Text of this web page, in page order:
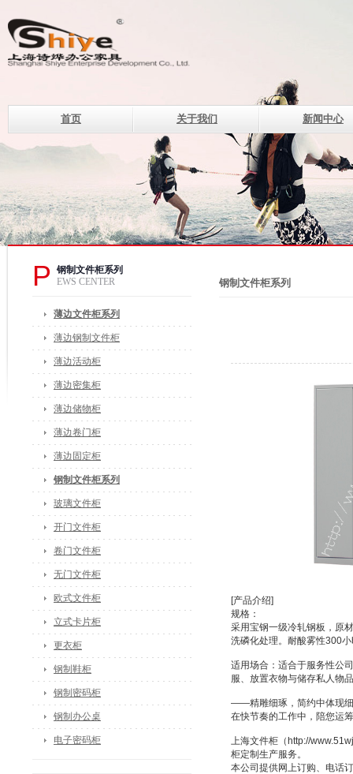
首页 关于我们 新闻中心
设计理念
上海诗烨企业发展有限
钢制系列办公家具的现代
电话：400-820-8669 400-
传真：021-33507330
邮箱：of@shshiye.com
P
钢制文件柜系列
EWS CENTER
薄边文件柜系列
薄边钢制文件柜
薄边活动柜
薄边密集柜
薄边储物柜
薄边卷门柜
薄边固定柜
钢制文件柜系列
玻璃文件柜
开门文件柜
卷门文件柜
无门文件柜
欧式文件柜
立式卡片柜
更衣柜
钢制鞋柜
钢制密码柜
钢制办公桌
电子密码柜
钢制文件柜系列
[产品介绍]
规格：
采用宝钢一级冷轧钢板，原
洗磷化处理。耐酸雾性300
适用场合：适合于服务性公
服、放置衣物与储存私人物
——精雕细琢，简约中体现细
在快节奏的工作中，陪您运
上海文件柜（http://
柜定制生产服务。
本公司提供网上订购、电话